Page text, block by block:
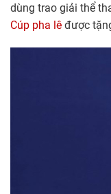
dùng trao giải thể
Cúp pha lê được